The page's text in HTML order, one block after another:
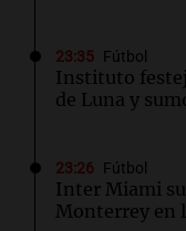
23:35 Fútbol
Instituto
de Luna y
23:26 Fútbol
Inter Miami
Monterrey en